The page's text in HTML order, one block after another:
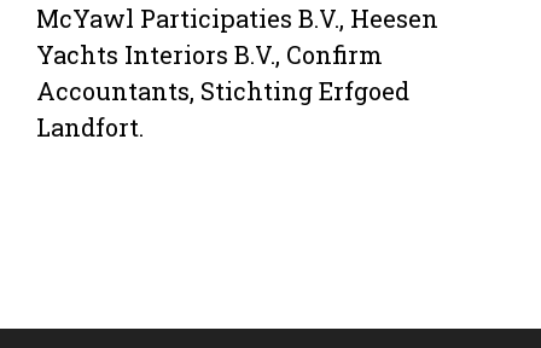
McYawl Participaties B.V., Heesen
Yachts Interiors B.V., Confirm
Accountants, Stichting Erfgoed
Landfort.